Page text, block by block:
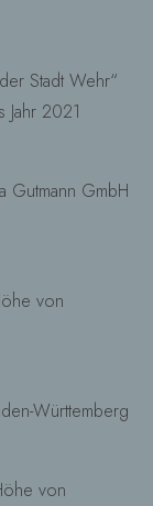
Stadt Wehr“
Jahr 2021
Gutmann GmbH
von
Württemberg
von